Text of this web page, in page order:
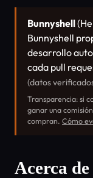
Bunnyshell
Bunnyshell
desarrollo
cada pull
(datos
Transparencia: si
ganar una
compran. Cómo
Acerca